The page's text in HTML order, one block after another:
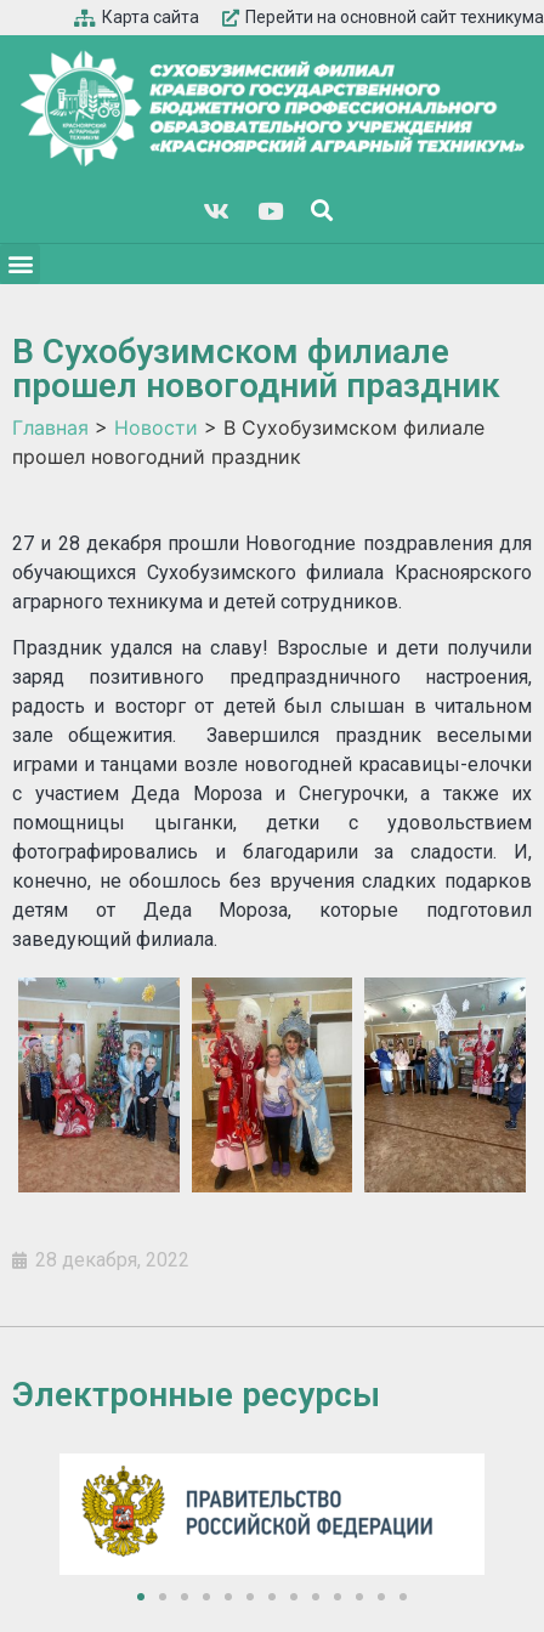
Карта сайта Перейти на основной сайт техникума
В Сухобузимском филиале
прошел новогодний праздник
Главная > Новости > В Сухобузимском филиале
прошел новогодний праздник
27 и 28 декабря прошли Новогодние поздравления для
обучающихся Сухобузимского филиала Красноярского
аграрного техникума и детей сотрудников.
Праздник удался на славу! Взрослые и дети получили
заряд позитивного предпраздничного настроения,
радость и восторг от детей был слышан в читальном
зале общежития. Завершился праздник веселыми
играми и танцами возле новогодней красавицы-елочки
с участием Деда Мороза и Снегурочки, а также их
помощницы цыганки, детки с удовольствием
фотографировались и благодарили за сладости. И,
конечно, не обошлось без вручения сладких подарков
детям от Деда Мороза, которые подготовил
заведующий филиала.
28 декабря, 2022
Электронные ресурсы